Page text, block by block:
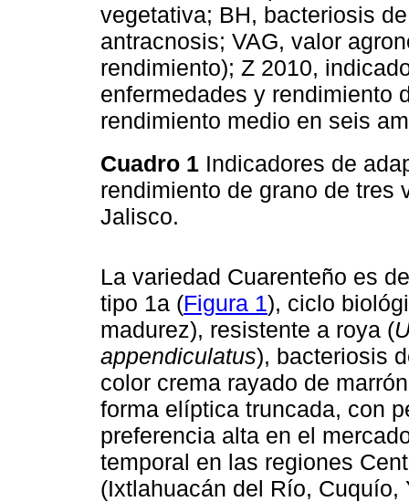
vegetativa; BH, bacteriosis
antracnosis; VAG, valor
rendimiento); Z 2010,
enfermedades y rendimiento
rendimiento medio en seis
Cuadro 1 Indicadores de
rendimiento de grano de tres
Jalisco.
La variedad Cuarenteño es
tipo 1a (Figura 1), ciclo
madurez), resistente a roya (
appendiculatus), bacteriosis
color crema rayado de
forma elíptica truncada, con
preferencia alta en el
temporal en las regiones
(Ixtlahuacán del Río, Cuquío,